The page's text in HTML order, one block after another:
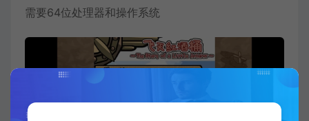
需要64位处理器和操作系统